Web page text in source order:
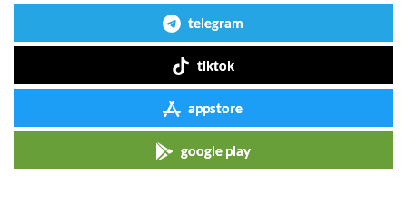
telegram
tiktok
appstore
google play